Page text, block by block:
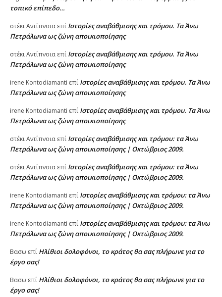
τοπικό επίπεδο…
στέκι Αντίπνοια επί Ιστορίες αναβάθμισης και τρόμου. Τα Άνω
Πετράλωνα ως ζώνη αποικιοποίησης
στέκι Αντίπνοια επί Ιστορίες αναβάθμισης και τρόμου. Τα Άνω
Πετράλωνα ως ζώνη αποικιοποίησης
irene Kontodiamanti επί Ιστορίες αναβάθμισης και τρόμου. Τα Άνω
Πετράλωνα ως ζώνη αποικιοποίησης
irene Kontodiamanti επί Ιστορίες αναβάθμισης και τρόμου. Τα Άνω
Πετράλωνα ως ζώνη αποικιοποίησης
στέκι Αντίπνοια επί Ιστορίες αναβάθμισης και τρόμου: τα Άνω
Πετράλωνα ως ζώνη αποικιοποίησης | Οκτώβριος 2009.
στέκι Αντίπνοια επί Ιστορίες αναβάθμισης και τρόμου: τα Άνω
Πετράλωνα ως ζώνη αποικιοποίησης | Οκτώβριος 2009.
irene Kontodiamanti επί Ιστορίες αναβάθμισης και τρόμου: τα Άνω
Πετράλωνα ως ζώνη αποικιοποίησης | Οκτώβριος 2009.
irene Kontodiamanti επί Ιστορίες αναβάθμισης και τρόμου: τα Άνω
Πετράλωνα ως ζώνη αποικιοποίησης | Οκτώβριος 2009.
Βασω επί Ηλίθιοι δολοφόνοι, το κράτος θα σας πλήρωνε για το
έργο σας!
Βασω επί Ηλίθιοι δολοφόνοι, το κράτος θα σας πλήρωνε για το
έργο σας!